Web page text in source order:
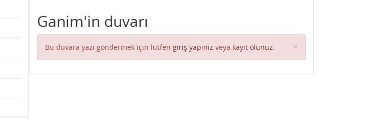
Ganim'in duvarı
Bu duvara yazı göndermek için lütfen giriş yapınız veya kayıt olunuz. ×